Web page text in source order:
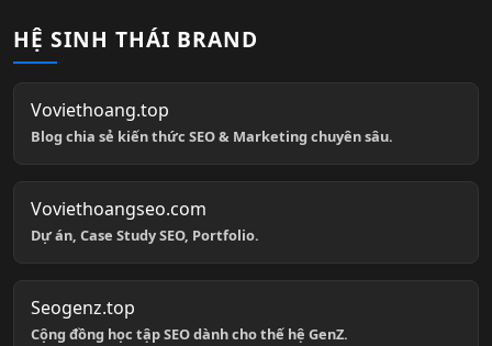
HỆ SINH THÁI BRAND
Voviethoang.top
Blog chia sẻ kiến thức SEO & Marketing chuyên sâu.
Voviethoangseo.com
Dự án, Case Study SEO, Portfolio.
Seogenz.top
Cộng đồng học tập SEO dành cho thế hệ GenZ.